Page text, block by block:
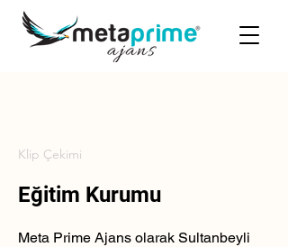
Klip Çekimi
Eğitim Kurumu
Meta Prime Ajans olarak Sultanbeyli